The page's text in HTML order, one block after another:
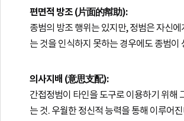
편면적 방조 (片面的幇助):
종범의 방조 행위는 있지만, 정범은 자신
는 것을 인식하지 못하는 경우에도 종범이
의사지배 (意思支配):
간접정범이 타인을 도구로 이용하기 위해
는 것. 우월한 정신적 능력을 통해 이루어